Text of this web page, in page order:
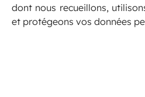
dont nous recueillons,
et protégeons vos données